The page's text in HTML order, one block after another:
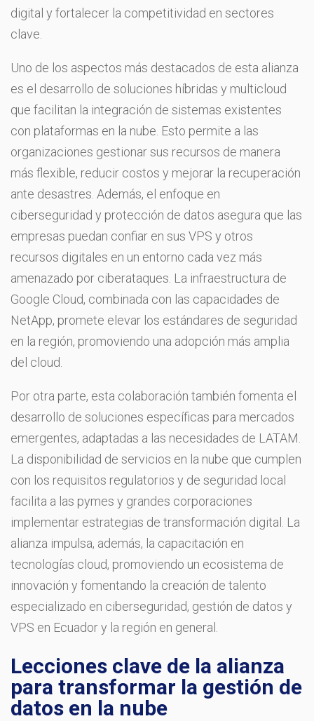
digital y fortalecer la competitividad en sectores
clave.
Uno de los aspectos más destacados de esta alianza
es el desarrollo de soluciones híbridas y multicloud
que facilitan la integración de sistemas existentes
con plataformas en la nube. Esto permite a las
organizaciones gestionar sus recursos de manera
más flexible, reducir costos y mejorar la recuperación
ante desastres. Además, el enfoque en
ciberseguridad y protección de datos asegura que las
empresas puedan confiar en sus VPS y otros
recursos digitales en un entorno cada vez más
amenazado por ciberataques. La infraestructura de
Google Cloud, combinada con las capacidades de
NetApp, promete elevar los estándares de seguridad
en la región, promoviendo una adopción más amplia
del cloud.
Por otra parte, esta colaboración también fomenta el
desarrollo de soluciones específicas para mercados
emergentes, adaptadas a las necesidades de LATAM.
La disponibilidad de servicios en la nube que cumplen
con los requisitos regulatorios y de seguridad local
facilita a las pymes y grandes corporaciones
implementar estrategias de transformación digital. La
alianza impulsa, además, la capacitación en
tecnologías cloud, promoviendo un ecosistema de
innovación y fomentando la creación de talento
especializado en ciberseguridad, gestión de datos y
VPS en Ecuador y la región en general.
Lecciones clave de la alianza
para transformar la gestión de
datos en la nube